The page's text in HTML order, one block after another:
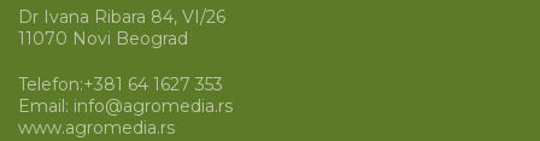
Dr Ivana Ribara 84, VI/26
11070 Novi Beograd
Telefon:+381 64 1627 353
Email: info@agromedia.rs
www.agromedia.rs